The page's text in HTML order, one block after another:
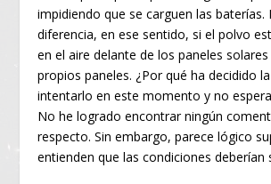
impidiendo que se carguen las baterías.
diferencia, en ese sentido, si el polvo
en el aire delante de los paneles
propios paneles. ¿Por qué ha decidido
intentarlo en este momento y no
No he logrado encontrar ningún
respecto. Sin embargo, parece lógico
entienden que las condiciones deberían